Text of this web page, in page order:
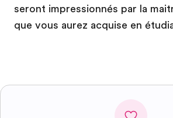
seront impressionnés par la
que vous aurez acquise en